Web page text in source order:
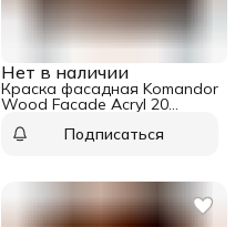
Нет в наличии
Краска фасадная Komandor
Wood Facade Acryl 20
Подписаться